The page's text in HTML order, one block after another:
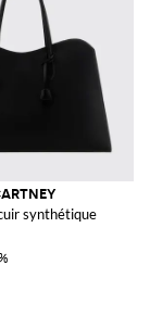
synthétique